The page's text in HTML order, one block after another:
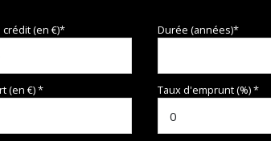
(en €)* Durée (années)*
(en €) * Taux d'emprunt (%) *